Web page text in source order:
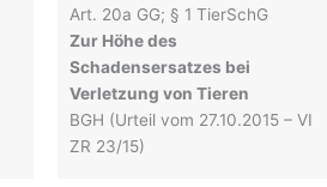
Art. 20a GG; § 1 TierSchG
Zur Höhe des
Schadensersatzes bei
Verletzung von Tieren
BGH (Urteil vom 27.10.2015 – VI
ZR 23/15)